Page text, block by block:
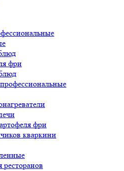
фри
фри
кваркини